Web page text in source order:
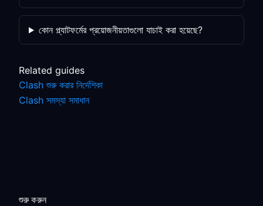
কোন প্ল্যাটফর্মের প্রয়োজনীয়তাগুলো যাচাই করা হয়েছে?
Related guides
Clash শুরু করার নির্দেশিকা
Clash সমস্যা সমাধান
শুরু করুন